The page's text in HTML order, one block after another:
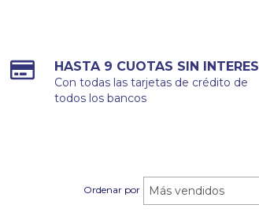
HASTA 9 CUOTAS SIN INTERES
Con todas las tarjetas de crédito de
todos los bancos
Ordenar por